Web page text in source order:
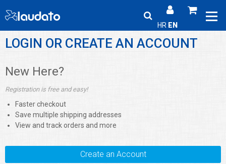
HR EN
LOGIN OR CREATE AN ACCOUNT
New Here?
Registration is free and easy!
Faster checkout
Save multiple shipping addresses
View and track orders and more
Create an Account